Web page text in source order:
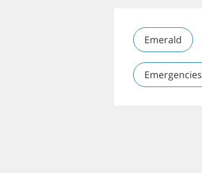
Emerald
Emergencies